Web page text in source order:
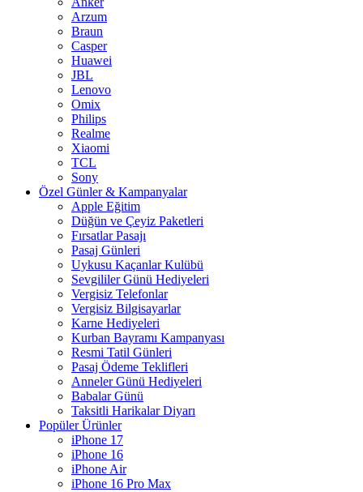
Arzum
Braun
Casper
Huawei
JBL
Lenovo
Omix
Philips
Realme
Xiaomi
TCL
Sony
Özel Günler & Kampanyalar
Apple Eğitim
Düğün ve Çeyiz Paketleri
Fırsatlar Pasajı
Pasaj Günleri
Uykusu Kaçanlar Kulübü
Sevgililer Günü Hediyeleri
Vergisiz Telefonlar
Vergisiz Bilgisayarlar
Karne Hediyeleri
Kurban Bayramı Kampanyası
Resmi Tatil Günleri
Pasaj Ödeme Teklifleri
Anneler Günü Hediyeleri
Babalar Günü
Taksitli Harikalar Diyarı
Popüler Ürünler
iPhone 17
iPhone 16
iPhone Air
iPhone 16 Pro Max